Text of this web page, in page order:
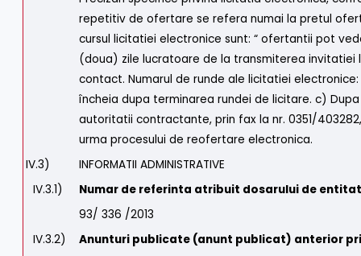
repetitiv de ofertare se refera numai la pretul
cursul licitatiei electronice sunt: “ ofertantii pot
(doua) zile lucratoare de la transmiterea
contact. Numarul de runde ale licitatiei
încheia dupa terminarea rundei de licitare. c)
autoritatii contractante, prin fax la nr. 0351/
urma procesului de reofertare electronica.
IV.3)
INFORMATII ADMINISTRATIVE
IV.3.1)
Numar de referinta atribuit dosarului de
93/ 336 /2013
IV.3.2)
Anunturi publicate (anunt publicat) anterior